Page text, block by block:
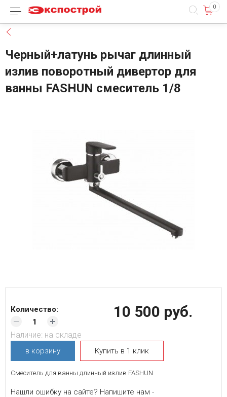
Каталог товаров 0
Черный+латунь рычаг длинный
излив поворотный дивертор для
ванны FASHUN смеситель 1/8
10 500 руб.
Количество:
Наличие: на складе
в корзину Купить в 1 клик
Смеситель для ванны длинный излив FASHUN
Нашли ошибку на сайте? Напишите нам -